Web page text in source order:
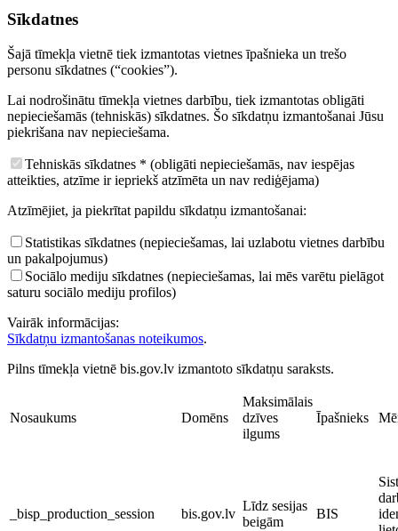
Sīkdatnes
Šajā tīmekļa vietnē tiek izmantotas vietnes īpašnieka un trešo
personu sīkdatnes (“cookies”).
Lai nodrošinātu tīmekļa vietnes darbību, tiek izmantotas obligāti
nepieciešamās (tehniskās) sīkdatnes. Šo sīkdatņu izmantošanai Jūsu
piekrišana nav nepieciešama.
Tehniskās sīkdatnes * (obligāti nepieciešamās, nav iespējas
atteikties, atzīme ir iepriekš atzīmēta un nav rediģējama)
Atzīmējiet, ja piekrītat papildu sīkdatņu izmantošanai:
Statistikas sīkdatnes (nepieciešamas, lai uzlabotu vietnes darbību
un pakalpojumus)
Sociālo mediju sīkdatnes (nepieciešamas, lai mēs varētu pielāgot
saturu sociālo mediju profilos)
Vairāk informācijas:
Sīkdatņu izmantošanas noteikumos.
Pilns tīmekļa vietnē bis.gov.lv izmantoto sīkdatņu saraksts.
Nosaukums Domēns
Maksimālais
dzīves
ilgums
Īpašnieks
_bisp_production_session bis.gov.lv
Līdz sesijas
beigām
BIS